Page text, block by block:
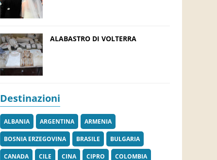
ALABASTRO DI VOLTERRA
Destinazioni
ALBANIA ARGENTINA ARMENIA
BOSNIA ERZEGOVINA BRASILE BULGARIA
CANADA CILE CINA CIPRO COLOMBIA